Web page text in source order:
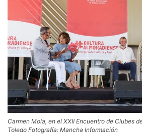
Carmen Mola, en el XXII Encuentro de Clubes
Toledo Fotografía: Mancha Información